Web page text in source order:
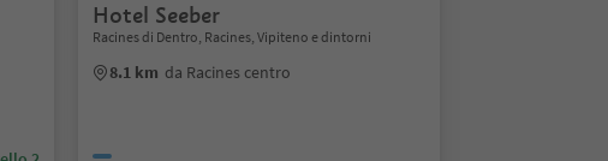
Hotel Seeber
Racines di Dentro, Racines, Vipiteno e dintorni
8.1 km da Racines centro